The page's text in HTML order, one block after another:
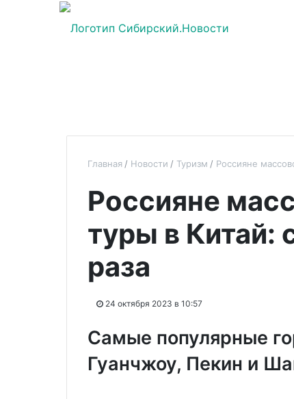
Главная Новости Туризм Россияне
Россияне
туры в Китай:
раза
24 октября 2023 в 10:57
Самые популярные
Гуанчжоу, Пекин и